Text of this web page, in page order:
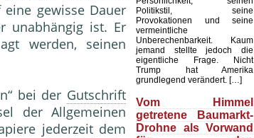
eine gewisse Dauer
unabhängig ist. Er
werden, seinen
bei der Gutschrift
der Allgemeinen
jederzeit dem
Politikstil, seine
Provokationen und seine
vermeintliche
Unberechenbarkeit. Kaum
jemand stellte jedoch die
eigentliche Frage. Nicht
Trump hat Amerika
grundlegend verändert. […]
Vom Himmel
getretene Baumarkt-
Drohne als Vorwand